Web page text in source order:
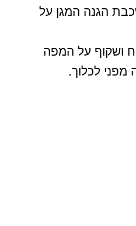
הגנה המגן על
ושקוף על המפה
לכלוך.